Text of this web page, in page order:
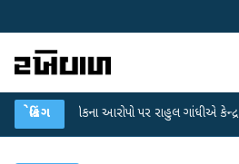
બ્રેકિંગ
લીકના આરોપો પર રાહુલ ગાંધીએ કેન્દ્ર પર